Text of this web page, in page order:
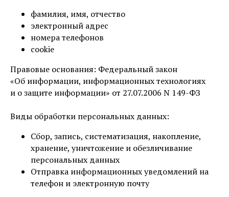
фамилия, имя, отчество
электронный адрес
номера телефонов
cookie
Правовые основания: Федеральный закон
«Об информации, информационных технологиях
и о защите информации» от 27.07.2006 N 149-ФЗ
Виды обработки персональных данных:
Сбор, запись, систематизация, накопление,
хранение, уничтожение и обезличивание
персональных данных
Отправка информационных уведомлений на
телефон и электронную почту